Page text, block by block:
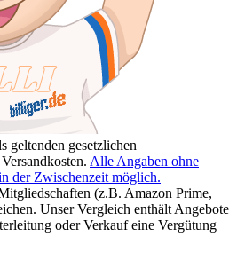
geltenden gesetzlichen
Alle Angaben ohne
der Zwischenzeit möglich.
(z.B. Amazon Prime,
Unser Vergleich enthält Angebote
oder Verkauf eine Vergütung